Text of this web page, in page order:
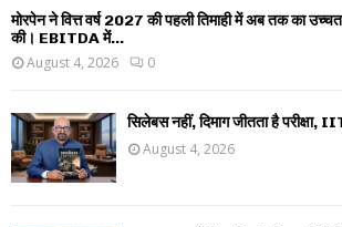
मोरपेन ने वित्त वर्ष 2027 की पहली तिमाही में अब तक का
की। EBITDA में...
August 4, 2026
0
सिलेबस नहीं, दिमाग जीतता है परीक्षा,
August 4, 2026